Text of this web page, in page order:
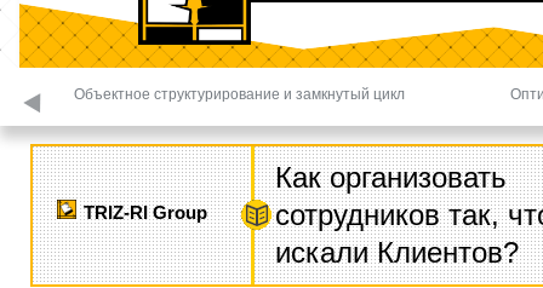
Объектное структурирование и замкнутый цикл
TRIZ-RI Group
Как организовать
сотрудников так,
искали Клиентов?